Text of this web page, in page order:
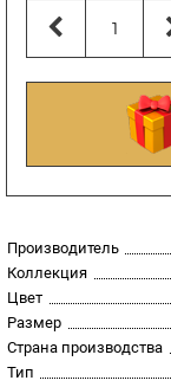
Производитель
Коллекция
Цвет
Размер
Страна производства
Тип